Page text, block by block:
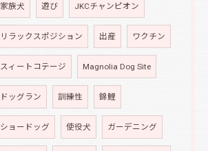
家族犬 遊び JKCチャンピオン
リラックスポジション 出産 ワクチン
スィートコテージ Magnolia Dog Site
ドッグラン 訓練性 錦鯉
ショードッグ 使役犬 ガーデニング